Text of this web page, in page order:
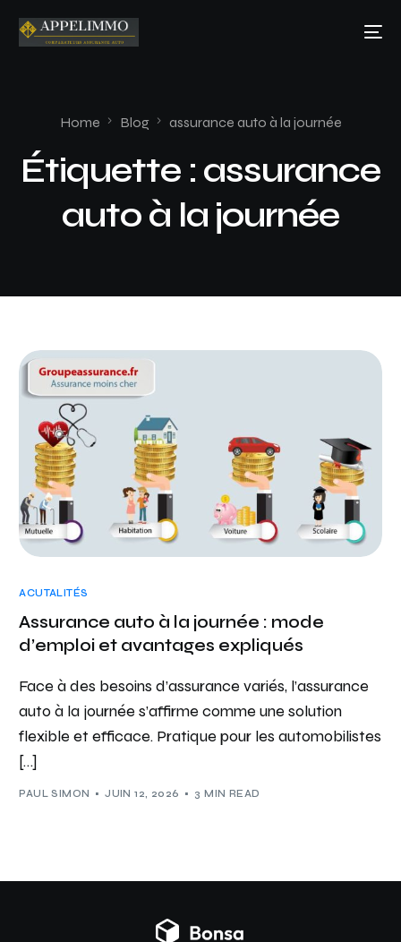
Home Blog assurance auto à la journée
Étiquette : assurance
auto à la journée
ACUTALITÉS
Assurance auto à la journée : mode
d’emploi et avantages expliqués
Face à des besoins d’assurance variés, l’assurance
auto à la journée s’affirme comme une solution
flexible et efficace. Pratique pour les automobilistes
[…]
PAUL SIMON JUIN 12, 2026 3 MIN READ